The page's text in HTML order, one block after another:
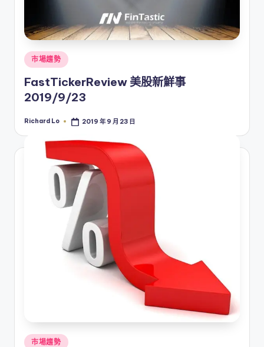
Posted
in
市場趨勢
FastTickerReview 美股新鮮事
2019/9/23
Posted
Richard Lo 2019 年 9 月 23 日
Posted
市場趨勢